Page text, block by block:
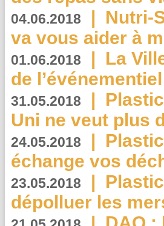
04.06.2018 | Nutri-
va vous aider à
01.06.2018 | La
de
31.05.2018 |
Uni ne veut plus
24.05.2018 |
échange vos
23.05.2018 |
dépolluer les